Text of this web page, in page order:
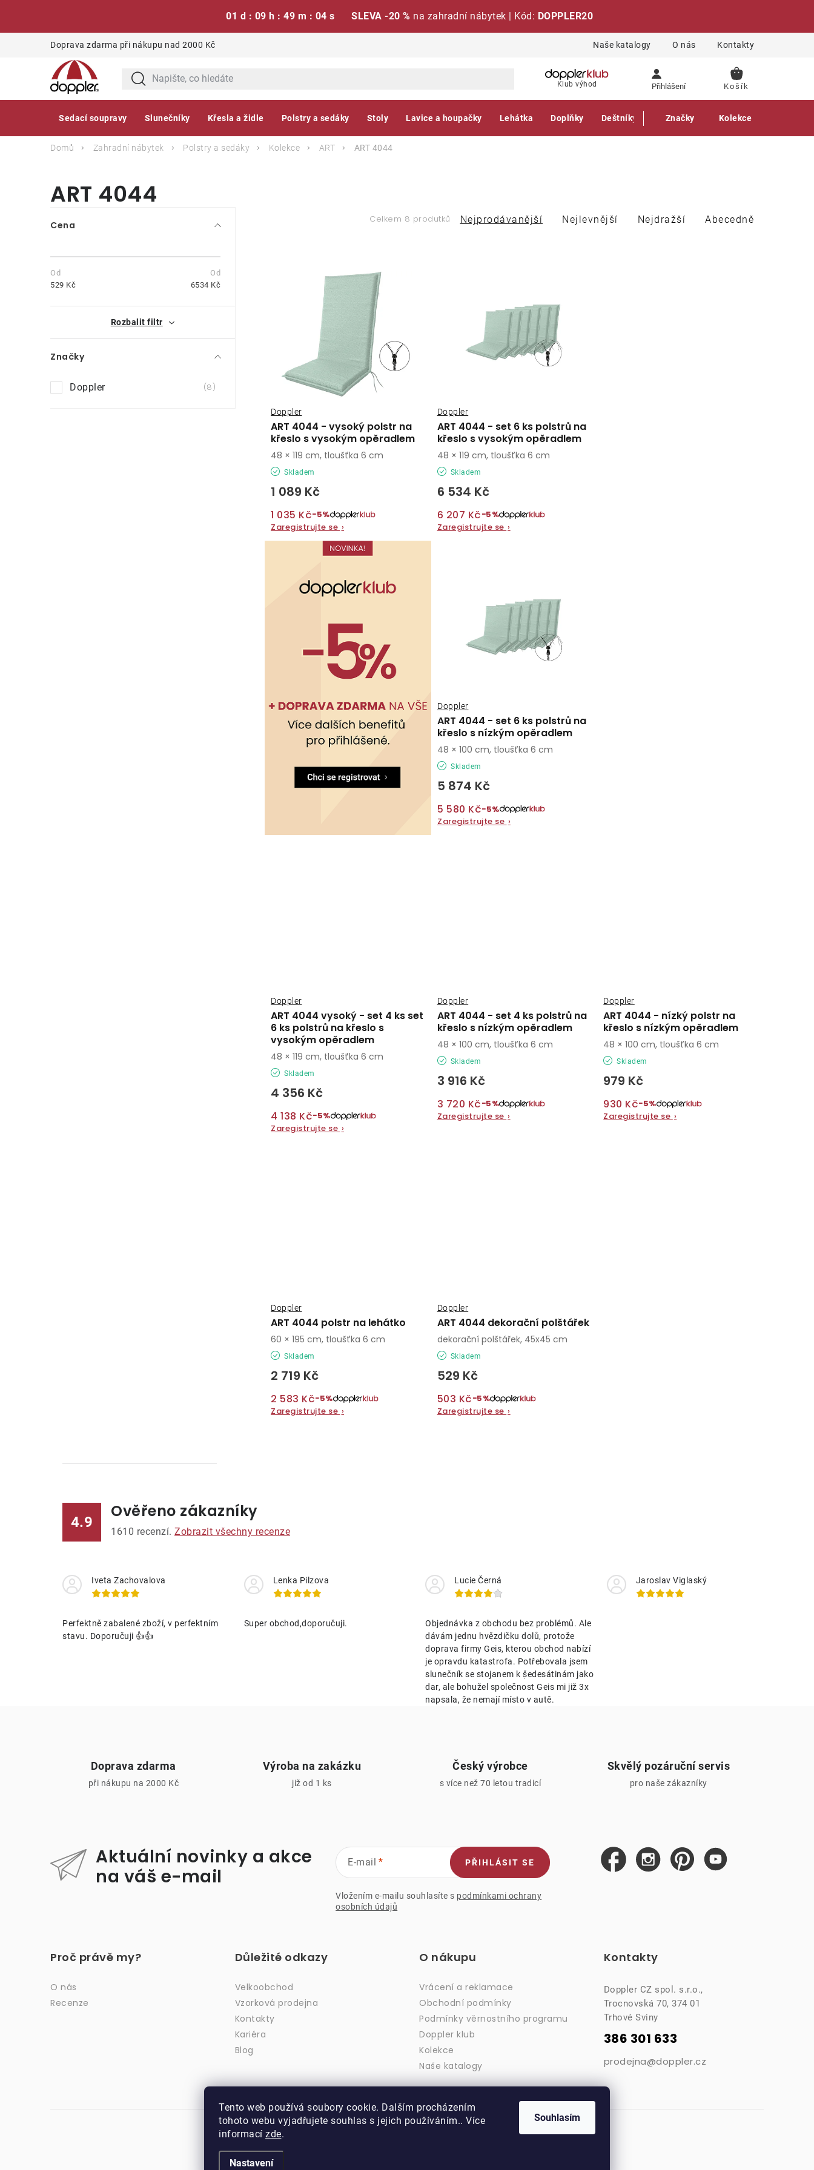
01 d : 09 h : 49 m : 03 s SLEVA -20 % na zahradní nábytek | Kód: DOPPLER20
Tento web používá soubory cookie. Dalším procházením
tohoto webu vyjadřujete souhlas s jejich používáním.. Více
informací zde.
Nastavení
Souhlasím
Doprava zdarma při nákupu nad 2000 Kč Naše katalogy O nás Kontakty
Klub výhod Přihlášení
NÁKUPNÍ
Sedací soupravy Slunečníky Křesla a židle Polstry a sedáky Stoly Lavice a houpačky Lehátka Doplňky Deštníky Gastro produkty
Značky Kolekce
Domů Zahradní nábytek Polstry a sedáky Kolekce ART ART 4044
ART 4044
P
s
t
r
a
n
n
í
Cena
529 Kč 6534 Kč
Rozbalit filtr
Značky
Doppler 8
Celkem 8 produtků
Ř
o
d
u
k
t
ů
Nejprodávanější Nejlevnější Nejdražší Abecedně
o
d
u
k
t
ů
ART 4044 - vysoký polstr na
křeslo s vysokým opěradlem
Doppler
Skladem
1 089 Kč
1 035 Kč−5%
Zaregistrujte se ›
48 × 119 cm, tloušťka 6 cm
ART 4044 - set 6 ks polstrů na
křeslo s vysokým opěradlem
Doppler
Skladem
6 534 Kč
6 207 Kč−5%
Zaregistrujte se ›
48 × 119 cm, tloušťka 6 cm
ART 4044 - set 6 ks polstrů na
křeslo s nízkým opěradlem
Doppler
Skladem
5 874 Kč
5 580 Kč−5%
Zaregistrujte se ›
48 × 100 cm, tloušťka 6 cm
ART 4044 vysoký - set 4 ks set
6 ks polstrů na křeslo s
vysokým opěradlem
Doppler
Skladem
4 356 Kč
4 138 Kč−5%
Zaregistrujte se ›
48 × 119 cm, tloušťka 6 cm
ART 4044 - set 4 ks polstrů na
křeslo s nízkým opěradlem
Doppler
Skladem
3 916 Kč
3 720 Kč−5%
Zaregistrujte se ›
48 × 100 cm, tloušťka 6 cm
ART 4044 - nízký polstr na
křeslo s nízkým opěradlem
Doppler
Skladem
979 Kč
930 Kč−5%
Zaregistrujte se ›
48 × 100 cm, tloušťka 6 cm
ART 4044 polstr na lehátko
Doppler
Skladem
2 719 Kč
2 583 Kč−5%
Zaregistrujte se ›
60 × 195 cm, tloušťka 6 cm
ART 4044 dekorační polštářek
Doppler
Skladem
529 Kč
503 Kč−5%
Zaregistrujte se ›
dekorační polštářek, 45x45 cm
á
a
c
p
p
4.9
Ověřeno zákazníky
1610 recenzí. Zobrazit všechny recenze
Iveta Zachovalova
Perfektně zabalené zboží, v perfektním
stavu. Doporučuji 👍👍
Lenka Pilzova
Super obchod,doporučuji.
Lucie Černá
Objednávka z obchodu bez problémů. Ale
dávám jednu hvězdičku dolů, protože
doprava firmy Geis, kterou obchod nabízí
je opravdu katastrofa. Potřebovala jsem
slunečník se stojanem k ṣ̌edesátinám jako
dar, ale bohužel společnost Geis mi již 3x
napsala, že nemají místo v autě.
Jaroslav Viglaský
Doprava zdarma
při nákupu na 2000 Kč
Výroba na zakázku
již od 1 ks
Český výrobce
s více než 70 letou tradicí
Skvělý pozáruční servis
pro naše zákazníky
Aktuální novinky a akce
na váš e-mail
E-mail
Vložením e-mailu souhlasíte s podmínkami ochrany
osobních údajů
PŘIHLÁSIT SE
Proč právě my?
O nás
Recenze
Důležité odkazy
Velkoobchod
Vzorková prodejna
Kontakty
Kariéra
Blog
O nákupu
Vrácení a reklamace
Obchodní podmínky
Podmínky věrnostního programu
Doppler klub
Kolekce
Naše katalogy
Kontakty
Doppler CZ spol. s.r.o.,
Trocnovská 70, 374 01
Trhové Sviny
386 301 633
prodejna@doppler.cz